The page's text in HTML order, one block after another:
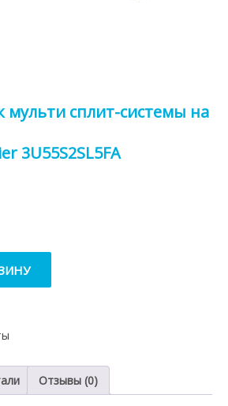
сплит-системы на
3U55S2SL5FA
Отзывы (0)